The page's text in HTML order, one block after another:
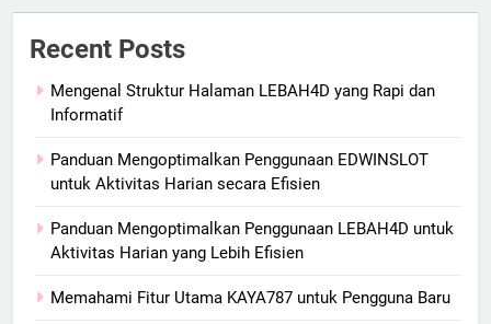
Recent Posts
Mengenal Struktur Halaman LEBAH4D yang Rapi dan
Informatif
Panduan Mengoptimalkan Penggunaan EDWINSLOT
untuk Aktivitas Harian secara Efisien
Panduan Mengoptimalkan Penggunaan LEBAH4D untuk
Aktivitas Harian yang Lebih Efisien
Memahami Fitur Utama KAYA787 untuk Pengguna Baru